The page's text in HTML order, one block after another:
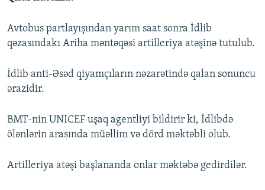
Avtobus partlayışından yarım saat sonra İdlib
qəzasındakı Ariha məntəqəsi artilleriya atəşinə tutulub.
İdlib anti-Əsəd qiyamçıların nəzarətində qalan sonuncu
ərazidir.
BMT-nin UNICEF uşaq agentliyi bildirir ki, İdlibdə
ölənlərin arasında müəllim və dörd məktəbli olub.
Artilleriya atəşi başlananda onlar məktəbə gedirdilər.